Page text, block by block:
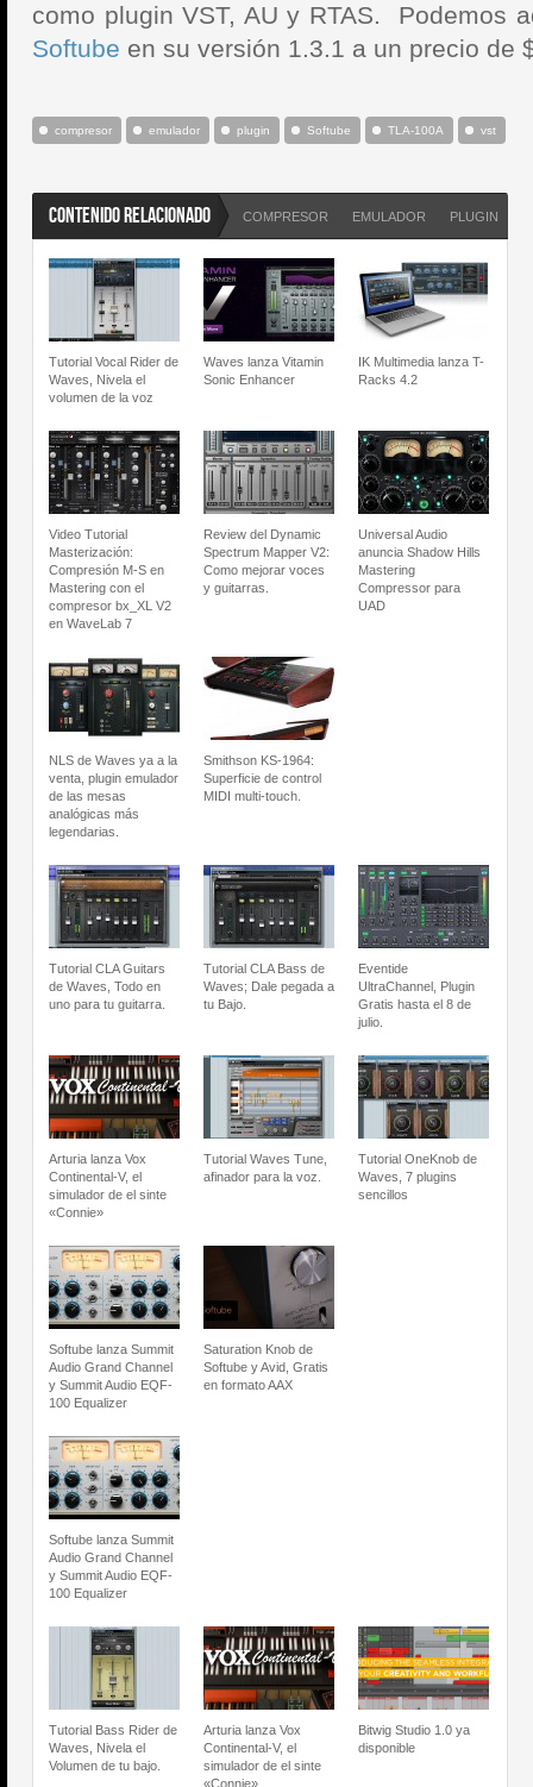
como plugin VST, AU y RTAS. Podemos
Softube en su versión 1.3.1 a un precio de
compresor emulador plugin Softube TLA-100A vst
CONTENIDO RELACIONADO COMPRESOR EMULADOR PLUGIN
Tutorial Vocal Rider de
Waves, Nivela el
volumen de la voz
Waves lanza Vitamin
Sonic Enhancer
IK Multimedia lanza T-
Racks 4.2
Video Tutorial
Masterización:
Compresión M-S en
Mastering con el
compresor bx_XL V2
en WaveLab 7
Review del Dynamic
Spectrum Mapper V2:
Como mejorar voces
y guitarras.
Universal Audio
anuncia Shadow Hills
Mastering
Compressor para
UAD
NLS de Waves ya a la
venta, plugin emulador
de las mesas
analógicas más
legendarias.
Smithson KS-1964:
Superficie de control
MIDI multi-touch.
Tutorial CLA Guitars
de Waves, Todo en
uno para tu guitarra.
Tutorial CLA Bass de
Waves; Dale pegada a
tu Bajo.
Eventide
UltraChannel, Plugin
Gratis hasta el 8 de
julio.
Arturia lanza Vox
Continental-V, el
simulador de el sinte
«Connie»
Tutorial Waves Tune,
afinador para la voz.
Tutorial OneKnob de
Waves, 7 plugins
sencillos
Softube lanza Summit
Audio Grand Channel
y Summit Audio EQF-
100 Equalizer
Saturation Knob de
Softube y Avid, Gratis
en formato AAX
Softube lanza Summit
Audio Grand Channel
y Summit Audio EQF-
100 Equalizer
Tutorial Bass Rider de
Waves, Nivela el
Volumen de tu bajo.
Arturia lanza Vox
Continental-V, el
simulador de el sinte
«Connie»
Bitwig Studio 1.0 ya
disponible